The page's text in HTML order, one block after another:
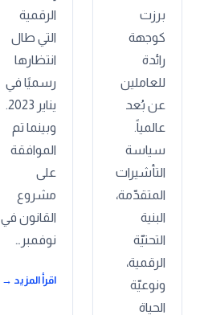
برزت
كوجهة
رائدة
للعاملين
عن بُعد
عالمياً.
سياسة
التأشيرات
المتقدّمة،
البنية
التحتيّة
الرقمية،
ونوعيّة
الحياة
الرقمية
التي طال
انتظارها
رسميًا في
يناير 2023.
وبينما تم
الموافقة
على
مشروع
القانون في
نوفمبر…
اقرأ المزيد →